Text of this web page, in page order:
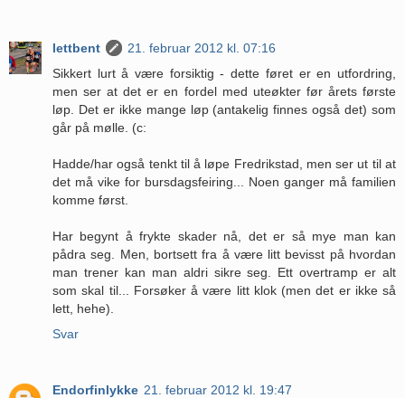
lettbent
21. februar 2012 kl. 07:16
Sikkert lurt å være forsiktig - dette føret er en utfordring,
men ser at det er en fordel med uteøkter før årets første
løp. Det er ikke mange løp (antakelig finnes også det) som
går på mølle. (c:
Hadde/har også tenkt til å løpe Fredrikstad, men ser ut til at
det må vike for bursdagsfeiring... Noen ganger må familien
komme først.
Har begynt å frykte skader nå, det er så mye man kan
pådra seg. Men, bortsett fra å være litt bevisst på hvordan
man trener kan man aldri sikre seg. Ett overtramp er alt
som skal til... Forsøker å være litt klok (men det er ikke så
lett, hehe).
Svar
Endorfinlykke 21. februar 2012 kl. 19:47